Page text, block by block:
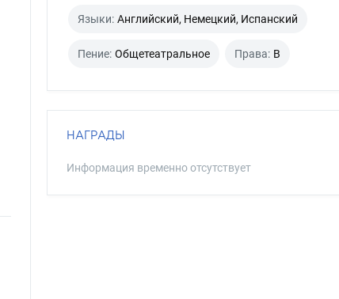
Языки: Английский, Немецкий, Испанский
Пение: Общетеатральное Права: B
НАГРАДЫ
Информация временно отсутствует